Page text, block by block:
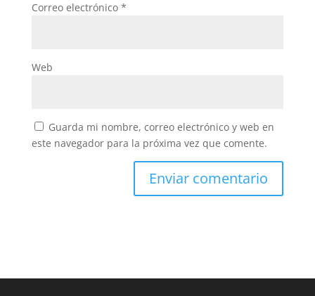
Correo electrónico *
Web
Guarda mi nombre, correo electrónico y web en
este navegador para la próxima vez que comente.